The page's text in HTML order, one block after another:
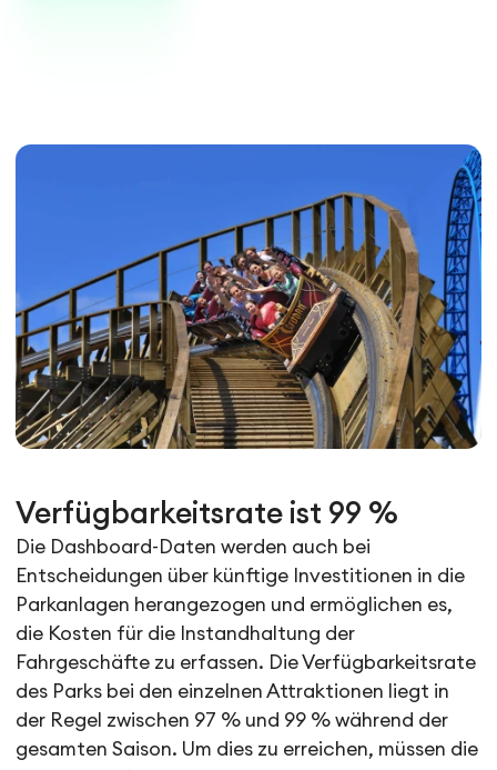
Verfügbarkeitsrate ist 99 %
Die Dashboard-Daten werden auch bei
Entscheidungen über künftige Investitionen in die
Parkanlagen herangezogen und ermöglichen es,
die Kosten für die Instandhaltung der
Fahrgeschäfte zu erfassen. Die Verfügbarkeitsrate
des Parks bei den einzelnen Attraktionen liegt in
der Regel zwischen 97 % und 99 % während der
gesamten Saison. Um dies zu erreichen, müssen die